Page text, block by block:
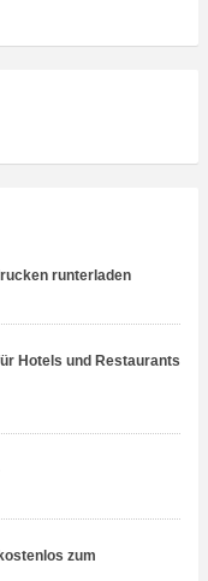
runterladen
Hotels und Restaurants
zum